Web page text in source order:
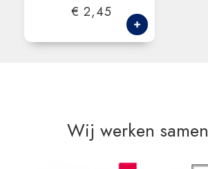
€ 2,45
Wij werken